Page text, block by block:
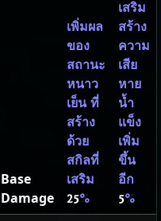
Base
Damage
เพิ่มผล
ของ
สถานะ
หนาว
เย็น ที่
สร้าง
ด้วย
สกิลที่
เสริม
25%
เสริม
สร้าง
ความ
เสีย
หาย
น้ำ
แข็ง
เพิ่ม
ขึ้น
อีก
5%